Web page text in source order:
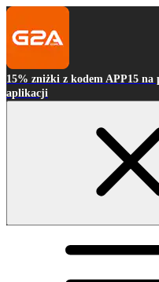
15% zniżki z kodem APP15 na
aplikacji